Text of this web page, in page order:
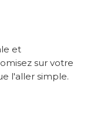
et
sur votre
l'aller simple.